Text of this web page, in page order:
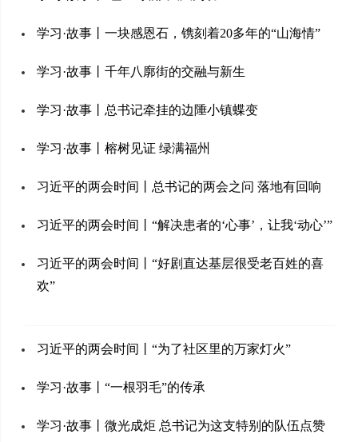
学习·故事丨一块感恩石，镌刻着20多年的“山海情”
学习·故事丨千年八廓街的交融与新生
学习·故事丨总书记牵挂的边陲小镇蝶变
学习·故事丨榕树见证 绿满福州
习近平的两会时间丨总书记的两会之问 落地有回响
习近平的两会时间丨“解决患者的‘心事’，让我‘动心’”
习近平的两会时间丨“好剧直达基层很受老百姓的喜
欢”
习近平的两会时间丨“为了社区里的万家灯火”
学习·故事丨“一根羽毛”的传承
学习·故事丨微光成炬 总书记为这支特别的队伍点赞